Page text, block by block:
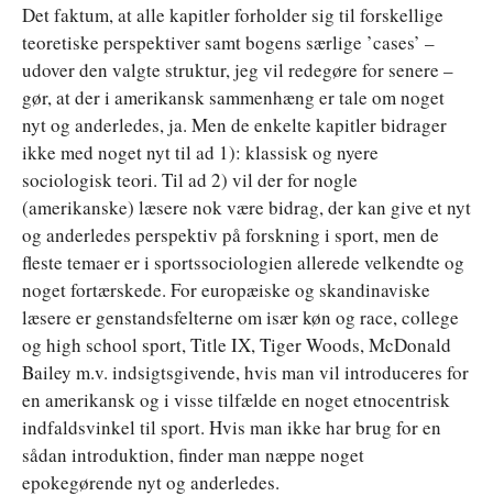
Det faktum, at alle kapitler forholder sig til forskellige
teoretiske perspektiver samt bogens særlige ’cases’ –
udover den valgte struktur, jeg vil redegøre for senere –
gør, at der i amerikansk sammenhæng er tale om noget
nyt og anderledes, ja. Men de enkelte kapitler bidrager
ikke med noget nyt til ad 1): klassisk og nyere
sociologisk teori. Til ad 2) vil der for nogle
(amerikanske) læsere nok være bidrag, der kan give et nyt
og anderledes perspektiv på forskning i sport, men de
fleste temaer er i sportssociologien allerede velkendte og
noget fortærskede. For europæiske og skandinaviske
læsere er genstandsfelterne om især køn og race, college
og high school sport, Title IX, Tiger Woods, McDonald
Bailey m.v. indsigtsgivende, hvis man vil introduceres for
en amerikansk og i visse tilfælde en noget etnocentrisk
indfaldsvinkel til sport. Hvis man ikke har brug for en
sådan introduktion, finder man næppe noget
epokegørende nyt og anderledes.